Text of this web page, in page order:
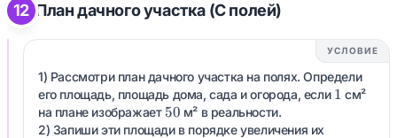
12 План дачного участка (С полей)
УСЛОВИЕ
1) Рассмотри план дачного участка на полях. Определи
его площадь, площадь дома, сада и огорода, если 1
1 см²
на плане изображает 50
50 м² в реальности.
2) Запиши эти площади в порядке увеличения их